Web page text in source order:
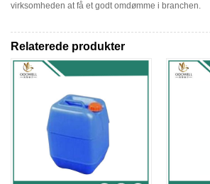
virksomheden at få et godt omdømme i branchen.
Relaterede produkter